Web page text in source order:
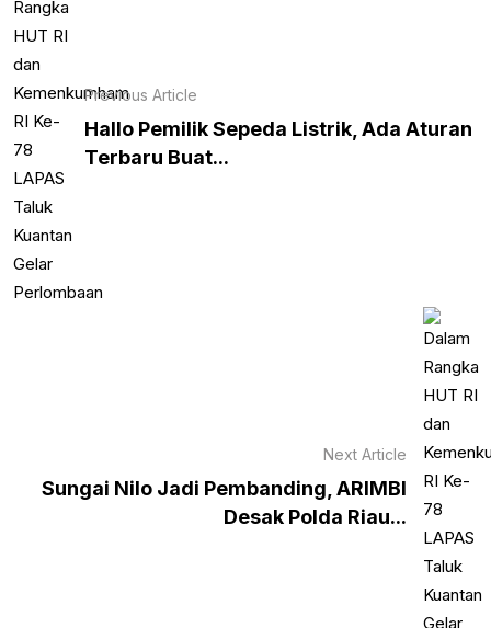
Previous Article
Hallo Pemilik Sepeda Listrik, Ada Aturan
Terbaru Buat...
Next Article
Sungai Nilo Jadi Pembanding, ARIMBI
Desak Polda Riau...